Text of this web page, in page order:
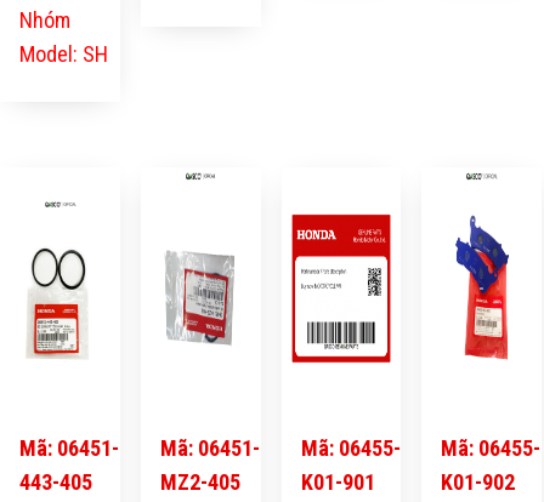
Nhóm
Model: SH
Mã: 06451-
443-405
Mã: 06451-
MZ2-405
Mã: 06455-
K01-901
Mã: 06455-
K01-902